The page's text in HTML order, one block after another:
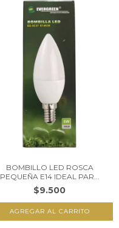
BOMBILLO LED ROSCA
PEQUEÑA E14 IDEAL PAR...
$9.500